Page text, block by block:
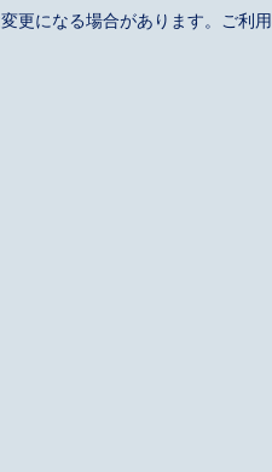
更になる場合があります。ご利